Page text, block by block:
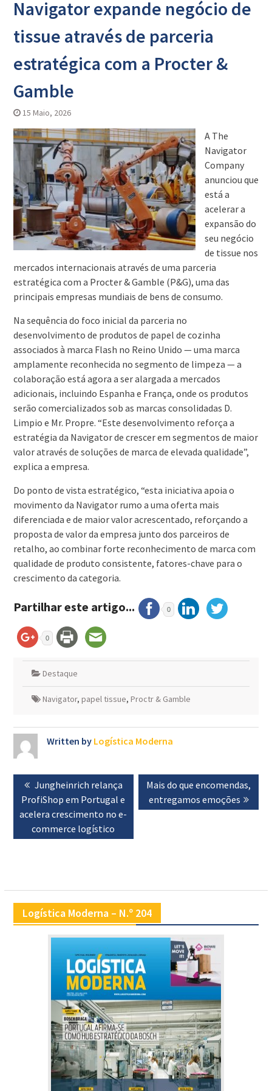
Navigator expande negócio de
tissue através de parceria
estratégica com a Procter &
Gamble
15 Maio, 2026
A The
Navigator
Company
anunciou que
está a
acelerar a
expansão do
seu negócio
de tissue nos
mercados internacionais através de uma parceria
estratégica com a Procter & Gamble (P&G), uma das
principais empresas mundiais de bens de consumo.
Na sequência do foco inicial da parceria no
desenvolvimento de produtos de papel de cozinha
associados à marca Flash no Reino Unido — uma marca
amplamente reconhecida no segmento de limpeza — a
colaboração está agora a ser alargada a mercados
adicionais, incluindo Espanha e França, onde os produtos
serão comercializados sob as marcas consolidadas D.
Limpio e Mr. Propre. “Este desenvolvimento reforça a
estratégia da Navigator de crescer em segmentos de maior
valor através de soluções de marca de elevada qualidade”,
explica a empresa.
Do ponto de vista estratégico, “esta iniciativa apoia o
movimento da Navigator rumo a uma oferta mais
diferenciada e de maior valor acrescentado, reforçando a
proposta de valor da empresa junto dos parceiros de
retalho, ao combinar forte reconhecimento de marca com
qualidade de produto consistente, fatores-chave para o
crescimento da categoria.
Partilhar este artigo... 0
0
Destaque
Navigator, papel tissue, Proctr & Gamble
Written by Logística Moderna
Navegação
de
artigos
Previous
post:
Jungheinrich relança
ProfiShop em Portugal e
acelera crescimento no e-
commerce logístico
Next
post:
Mais do que encomendas,
entregamos emoções
Logística Moderna – N.º 204